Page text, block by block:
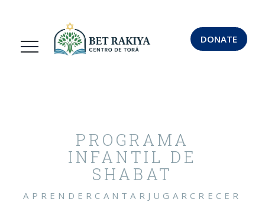
DONATE
PROGRAMA
INFANTIL DE
SHABAT
APRENDER CANTAR JUGAR CRECER